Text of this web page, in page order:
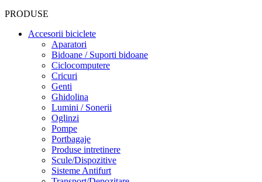
PRODUSE
Accesorii biciclete
Aparatori
Bidoane / Suporti bidoane
Ciclocomputere
Cricuri
Genti
Ghidolina
Lumini / Sonerii
Oglinzi
Pompe
Portbagaje
Produse intretinere
Scule/Dispozitive
Sisteme Antifurt